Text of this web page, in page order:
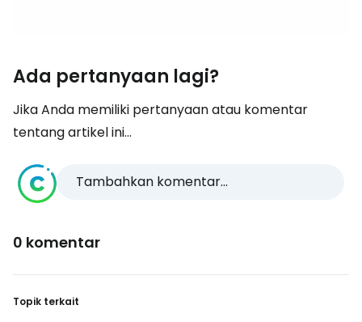
Ada pertanyaan lagi?
Jika Anda memiliki pertanyaan atau komentar
tentang artikel ini...
Tambahkan komentar...
0 komentar
Topik terkait